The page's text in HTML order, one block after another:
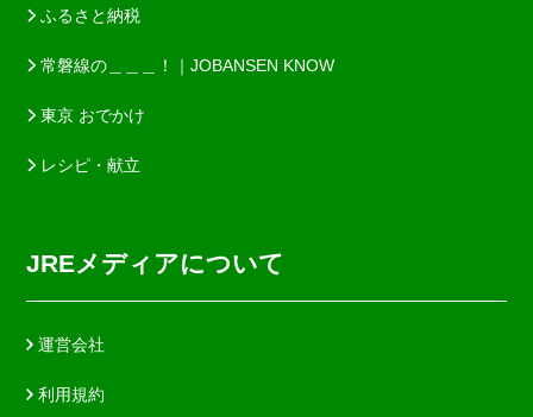
ふるさと納税
常磐線の＿＿＿！｜JOBANSEN KNOW
東京 おでかけ
レシピ・献立
JREメディアについて
運営会社
利用規約